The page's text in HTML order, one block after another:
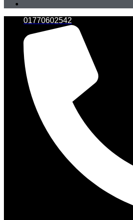
01770602542